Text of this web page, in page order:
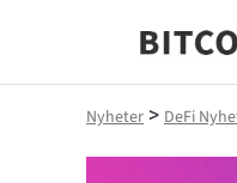
Bitcoin
Nyheter > DeFi